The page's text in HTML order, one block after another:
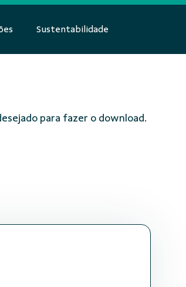
Sustentabilidade
para fazer o download.